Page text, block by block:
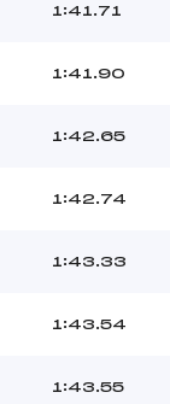
1:41.71
1:41.90
1:42.65
1:42.74
1:43.33
1:43.54
1:43.55